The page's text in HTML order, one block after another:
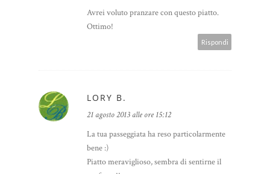
Avrei voluto pranzare con questo piatto.
Ottimo!
Rispondi
LORY B.
21 agosto 2013 alle ore 15:12
La tua passeggiata ha reso particolarmente
bene :)
Piatto meraviglioso, sembra di sentirne il